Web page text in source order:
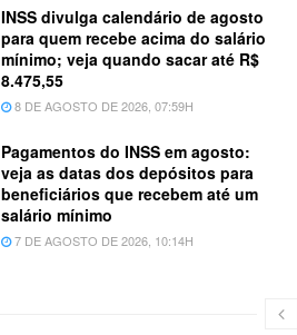
INSS divulga calendário de agosto
para quem recebe acima do salário
mínimo; veja quando sacar até R$
8.475,55
8 DE AGOSTO DE 2026, 07:59H
Pagamentos do INSS em agosto:
veja as datas dos depósitos para
beneficiários que recebem até um
salário mínimo
7 DE AGOSTO DE 2026, 10:14H